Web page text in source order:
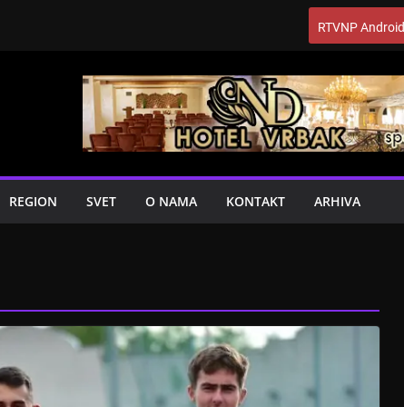
RTVNP Android
REGION SVET O NAMA KONTAKT ARHIVA